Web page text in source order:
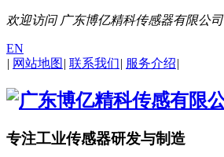
欢迎访问 广东博亿精科传感器有限公司
EN
| 网站地图 | 联系我们| 服务介绍|
专注工业传感器研发与制造